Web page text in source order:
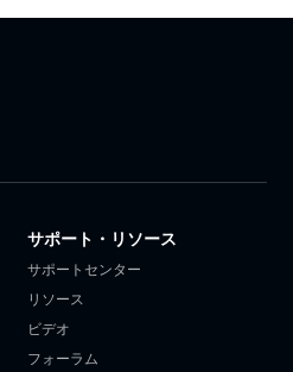
サポート・リソース
サポートセンター
リソース
ビデオ
フォーラム